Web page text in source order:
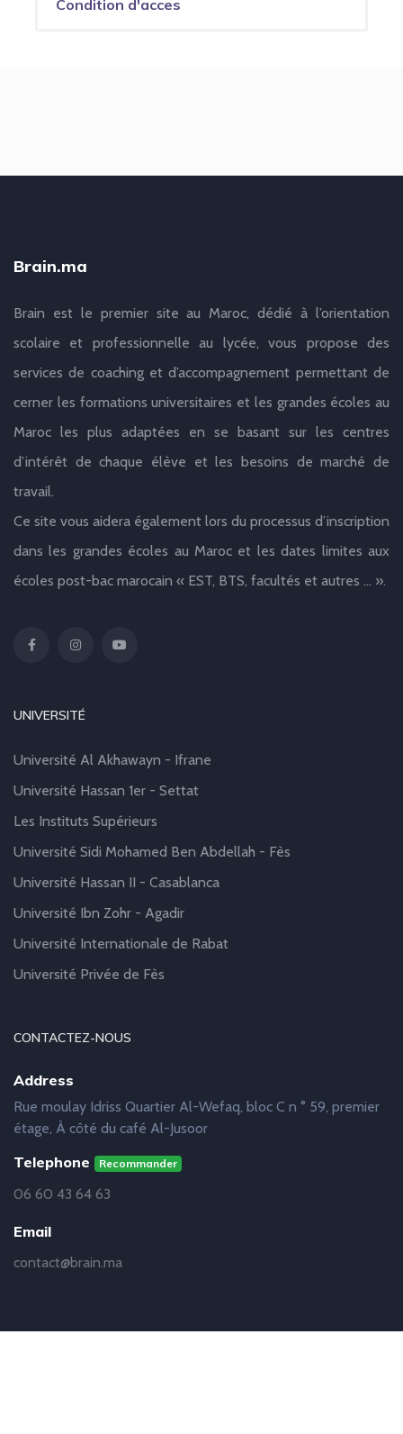
Condition d'acces
Brain.ma
Brain est le premier site au Maroc, dédié à l’orientation
scolaire et professionnelle au lycée, vous propose des
services de coaching et d’accompagnement permettant de
cerner les formations universitaires et les grandes écoles au
Maroc les plus adaptées en se basant sur les centres
d’intérêt de chaque élève et les besoins de marché de
travail.
Ce site vous aidera également lors du processus d’inscription
dans les grandes écoles au Maroc et les dates limites aux
écoles post-bac marocain « EST, BTS, facultés et autres … ».
UNIVERSITÉ
Université Al Akhawayn - Ifrane
Université Hassan 1er - Settat
Les Instituts Supérieurs
Université Sidi Mohamed Ben Abdellah - Fès
Université Hassan II - Casablanca
Université Ibn Zohr - Agadir
Université Internationale de Rabat
Université Privée de Fès
CONTACTEZ-NOUS
Address
Rue moulay Idriss Quartier Al-Wefaq, bloc C n ° 59, premier
étage, À côté du café Al-Jusoor
Telephone Recommander
06 60 43 64 63
Email
contact@brain.ma